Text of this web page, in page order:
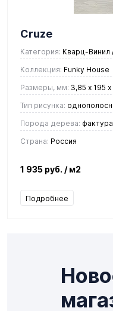
Cruze
Категория: Кварц-Винил
Коллекция: Funky House
Размеры, мм: 3,85 х 195 х
Тип рисунка:
Порода дерева:
Страна: Россия
1 935 руб. / м2
Подробнее